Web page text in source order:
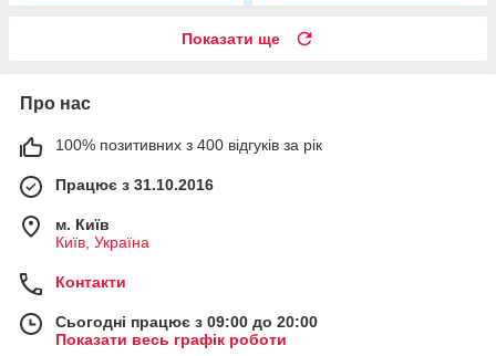
Показати ще
Про нас
100% позитивних з 400 відгуків за рік
Працює з 31.10.2016
м. Київ
Київ, Україна
Контакти
Сьогодні працює з 09:00 до 20:00
Показати весь графік роботи